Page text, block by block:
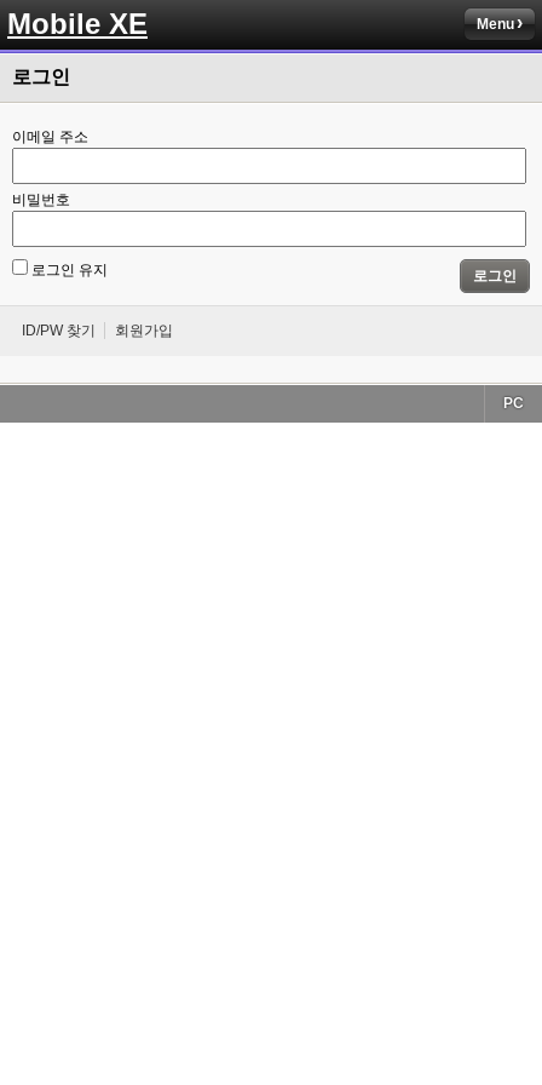
Mobile XE Menu
로그인
이메일 주소
비밀번호
로그인 유지 로그인
ID/PW 찾기 회원가입
PC